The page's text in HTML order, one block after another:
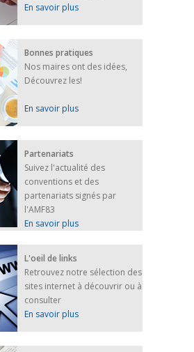
En savoir plus
Bonnes pratiques
Nos maires ont des idées,
Découvrez les!
En savoir plus
Partenariats
Suivez l'actualité des
conventions et des
partenariats signés par
l'AMF83
En savoir plus
L'oeil de links
Retrouvez notre sélection des
sites internet à découvrir ou à
consulter
En savoir plus